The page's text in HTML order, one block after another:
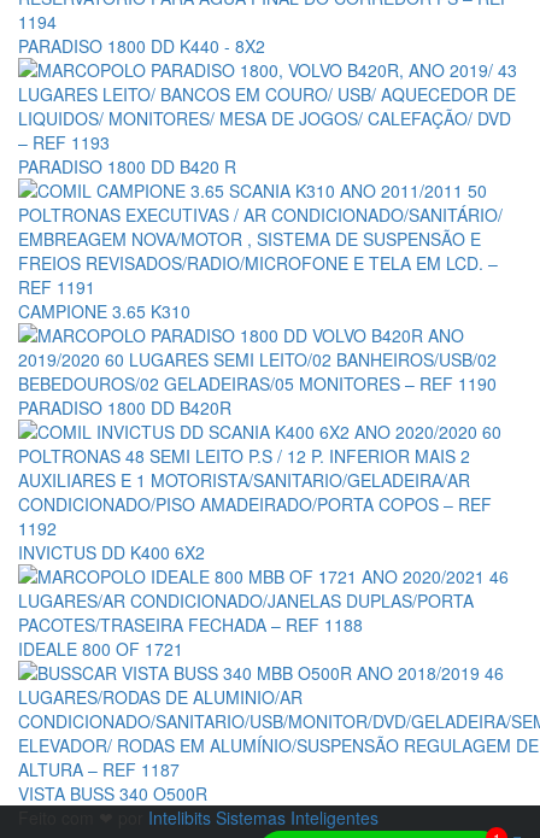
PARADISO 1800 DD K440 - 8X2
PARADISO 1800 DD B420 R
CAMPIONE 3.65 K310
PARADISO 1800 DD B420R
INVICTUS DD K400 6X2
IDEALE 800 OF 1721
VISTA BUSS 340 O500R
Intelibits Sistemas Inteligentes